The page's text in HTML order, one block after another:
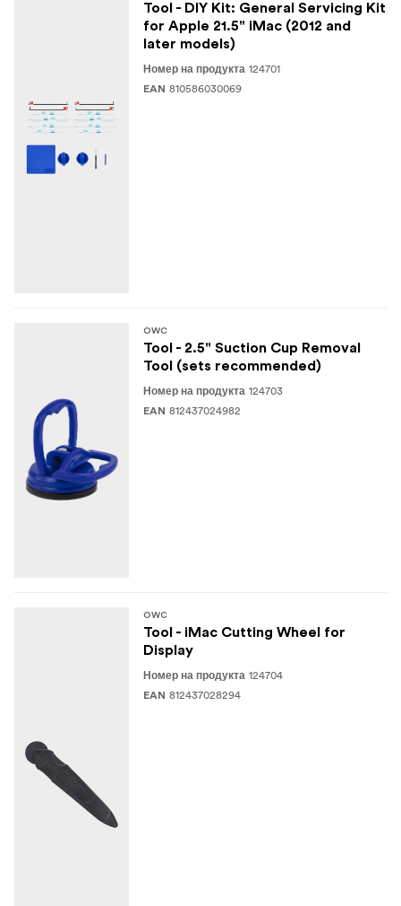
Tool - DIY Kit: General Servicing Kit
for Apple 21.5" iMac (2012 and
later models)
Номер на продукта 124701
EAN 810586030069
OWC
Tool - 2.5" Suction Cup Removal
Tool (sets recommended)
Номер на продукта 124703
EAN 812437024982
OWC
Tool - iMac Cutting Wheel for
Display
Номер на продукта 124704
EAN 812437028294